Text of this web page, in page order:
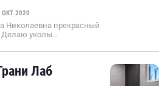
2020
Николаевна прекрасный
Делаю уколы…
Лаб